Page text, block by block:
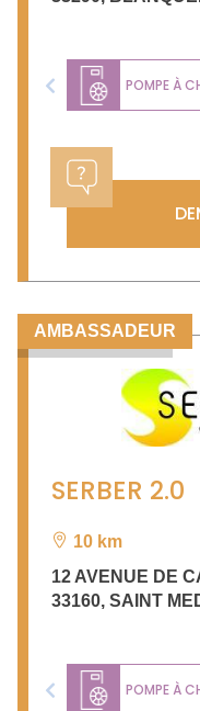
POMPE À
Previous
AMBASSADEUR
SERBER 2.0
10 km
12 AVENUE DE
33160, SAINT
POMPE À
Previous